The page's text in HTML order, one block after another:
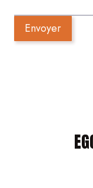
Envoyer